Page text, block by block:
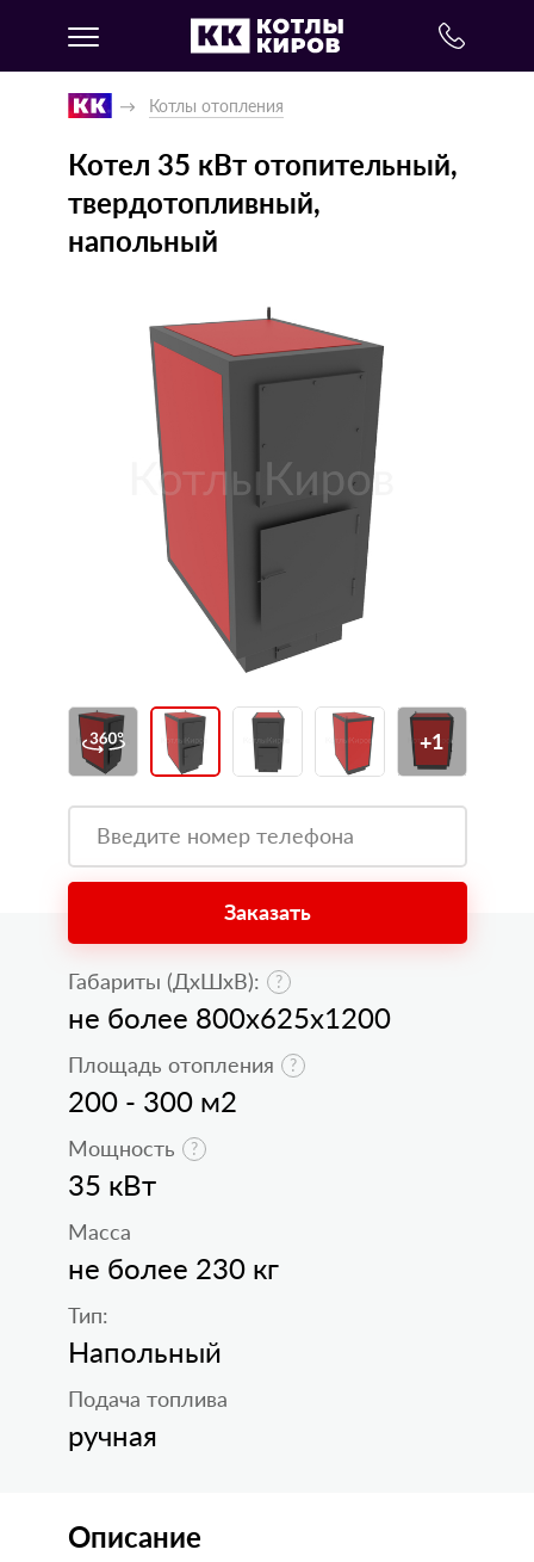
Котлы отопления
Котел 35 кВт отопительный,
твердотопливный,
напольный
+1
Заказать
Габариты (ДхШхВ):
не более 800x625x1200
Площадь отопления
200 - 300 м2
Мощность
35 кВт
Масса
не более 230 кг
Тип:
Напольный
Подача топлива
ручная
Описание